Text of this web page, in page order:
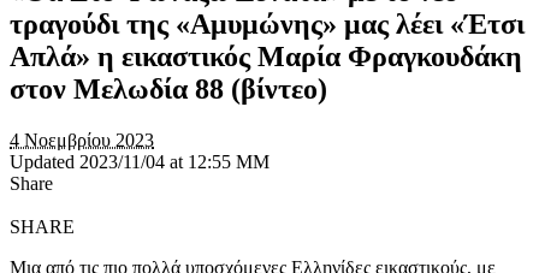
τραγούδι της «Αμυμώνης» μας λέει «Έτσι
Απλά» η εικαστικός Μαρία Φραγκουδάκη
στον Μελωδία 88 (βίντεο)
4 Νοεμβρίου 2023
Updated 2023/11/04 at 12:55 ΜΜ
Share
SHARE
Μια από τις πιο πολλά υποσχόμενες Ελληνίδες εικαστικούς, με